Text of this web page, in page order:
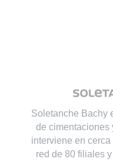
Soletanche Bachy
de cimentaciones
interviene en
red de 80 filiales